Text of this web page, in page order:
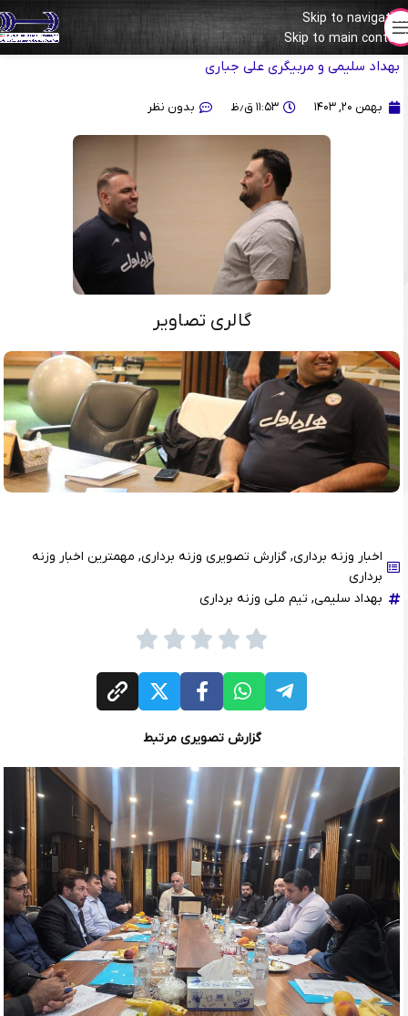
Skip to navigation
Skip to main content
گزارش تصویری از نخستین تمرین تیم‌ملی بزرگسالان با سرمربیگری
بهداد سلیمی و مربیگری علی جباری
بهمن ۲۰, ۱۴۰۳ ۱۱:۵۳ ق٫ظ بدون نظر
گالری تصاویر
اخبار وزنه برداری, گزارش تصویری وزنه برداری, مهمترین اخبار وزنه
برداری
بهداد سلیمی, تیم ملی وزنه برداری
گزارش تصویری مرتبط